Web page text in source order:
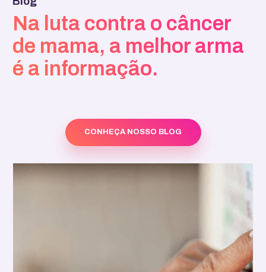
Na luta contra o câncer
de mama, a melhor arma
é a informação.
CONHEÇA NOSSO BLOG